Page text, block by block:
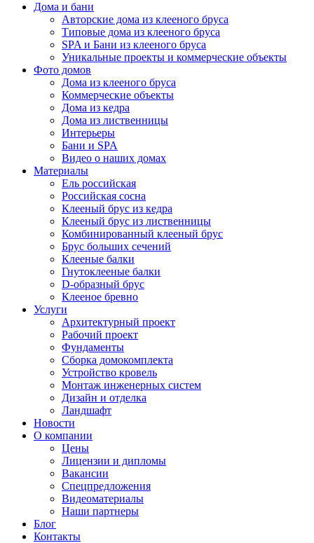
Дома и бани
Авторские дома из клееного бруса
Типовые дома из клееного бруса
SPA и Бани из клееного бруса
Уникальные проекты и коммерческие объекты
Фото домов
Дома из клееного бруса
Коммерческие объекты
Дома из кедра
Дома из лиственницы
Интерьеры
Бани и SPA
Видео о наших домах
Материалы
Ель российская
Российская сосна
Клееный брус из кедра
Клееный брус из лиственницы
Комбинированный клееный брус
Брус больших сечений
Клееные балки
Гнутоклееные балки
D-образный брус
Клееное бревно
Услуги
Архитектурный проект
Рабочий проект
Фундаменты
Сборка домокомплекта
Устройство кровель
Монтаж инженерных систем
Дизайн и отделка
Ландшафт
Новости
О компании
Цены
Лицензии и дипломы
Вакансии
Cпецпредложения
Видеоматериалы
Наши партнеры
Блог
Контакты